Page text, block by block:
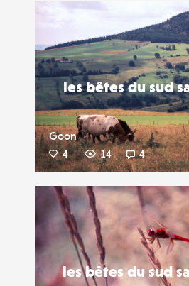
les bêtes du sud
Goon
4 14 4
les bêtes du sud